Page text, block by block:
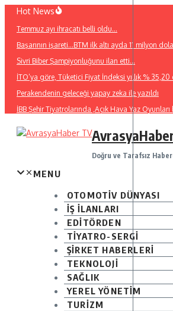
İçeriğe
Hot News
Temmuz ayı ihracatı belli oldu…
Başarının işareti…BTM ilk altı ayda 11 milyon
Sivri Biber Şampiyonluğunu ilan etti…
İTO’ya göre, Tüketici Fiyat İndeksi yıllık % 35,20
Perakendenin geleceği yapay zeka ile yazıldı
İBB Şehir Tiyatrolarında ,Açık Hava Yaz Oyunları
Doğru ve Tarafsız
MENU
OTOMOTİV DÜNYASI
İŞ İLANLARI
EDİTÖRDEN
TİYATRO-SERGİ
ŞİRKET HABERLERİ
TEKNOLOJİ
SAĞLIK
YEREL YÖNETİM
TURİZM